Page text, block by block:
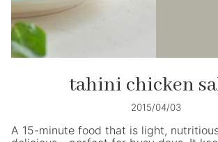
tahini chicken
2015/04/03
A 15-minute food that is light,